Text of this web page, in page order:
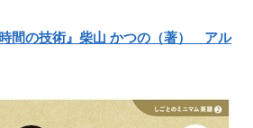
間の技術』柴山 かつの（著） アル